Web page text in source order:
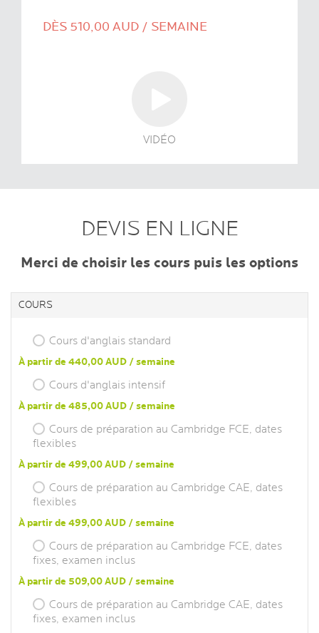
DÈS 510,00 AUD / SEMAINE
VIDÉO
DEVIS EN LIGNE
Merci de choisir les cours puis les options
COURS
Cours d'anglais standard
À partir de 440,00 AUD / semaine
Cours d'anglais intensif
À partir de 485,00 AUD / semaine
Cours de préparation au Cambridge FCE, dates
flexibles
À partir de 499,00 AUD / semaine
Cours de préparation au Cambridge CAE, dates
flexibles
À partir de 499,00 AUD / semaine
Cours de préparation au Cambridge FCE, dates
fixes, examen inclus
À partir de 509,00 AUD / semaine
Cours de préparation au Cambridge CAE, dates
fixes, examen inclus